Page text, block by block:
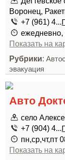
Воронец,
+7 (961) 4...
ежедневно,
Показать на
Рубрики:
эвакуация
Авто
село
+7 (904) 4...
пн,ср,чт,пт
Показать на